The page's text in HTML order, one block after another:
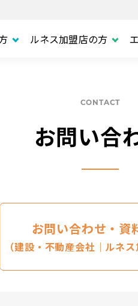
ルネス加盟店の方
CONTACT
お問い合
お問い合わせ・資
（建設・不動産会社｜ルネス